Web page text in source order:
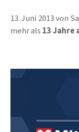
13. Juni 2013von
mehr als 13 Jahre